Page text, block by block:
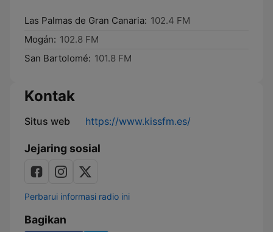
Las Palmas de Gran Canaria: 102.4 FM
Mogán: 102.8 FM
San Bartolomé: 101.8 FM
Kontak
Situs web https://www.kissfm.es/
Jejaring sosial
Perbarui informasi radio ini
Bagikan